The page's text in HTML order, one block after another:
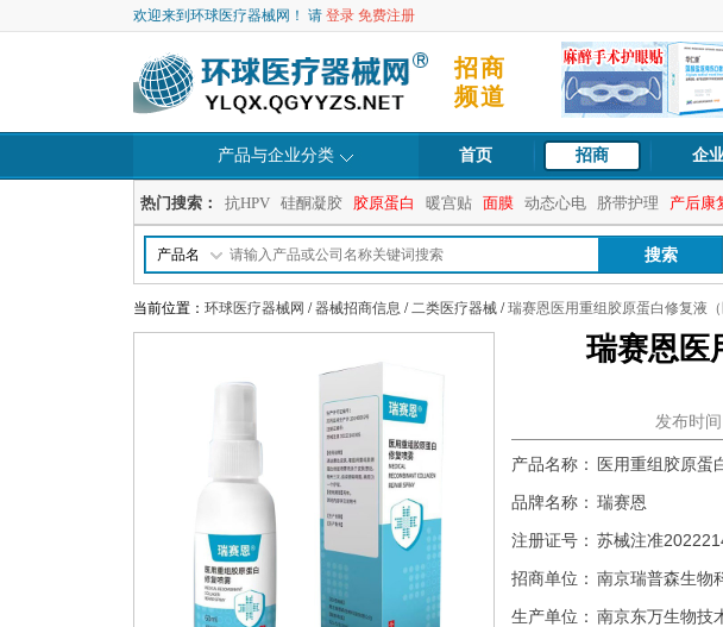
欢迎来到环球医疗器械网！ 请 登录 免费注册
招商
频道
产品与企业分类 首页 招商 企
热门搜索： 抗HPV 硅酮凝胶 胶原蛋白 暖宫贴 面膜 动态心电 脐带护理 产后康
产品名
当前位置： 环球医疗器械网 /器械招商信息 /二类医疗器械 /瑞赛恩医用重组胶原蛋白修复液
瑞赛恩医
发布时
产品名称：
医用重组胶原蛋
品牌名称： 瑞赛恩
注册证号： 苏械注准
招商单位： 南京瑞普森生物
生产单位： 南京东万生物技